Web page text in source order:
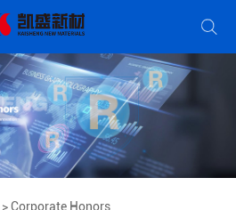
>Corporate Honors